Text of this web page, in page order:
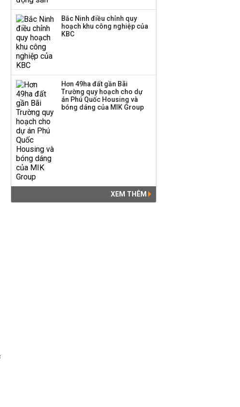
Bắc Ninh điều chỉnh quy
hoạch khu công nghiệp của
KBC
Hơn 49ha đất gần Bãi
Trường quy hoạch cho dự
án Phú Quốc Housing và
bóng dáng của MIK Group
XEM THÊM